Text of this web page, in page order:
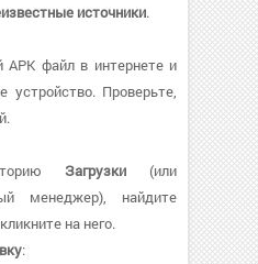
источники.
файл в интернете и
устройство. Проверьте,
Загрузки(или
менеджер), найдите
на него.
: